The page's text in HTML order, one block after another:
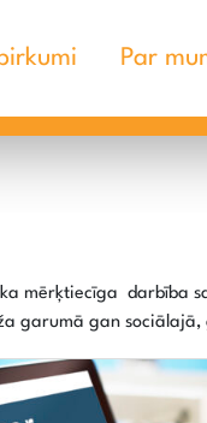
Par
mērķtiecīga darbība
garumā gan